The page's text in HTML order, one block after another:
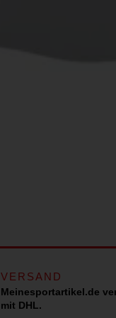
VERSAND
Meinesportartikel.de
mit DHL.